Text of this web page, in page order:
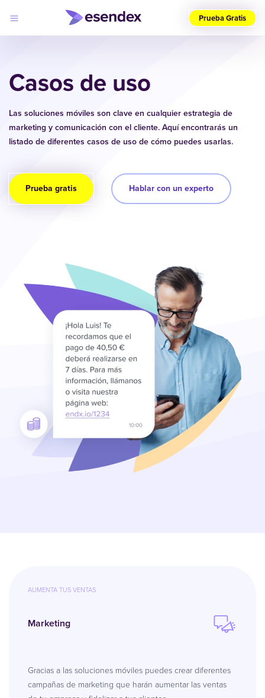
país
(ES)
Soluciones
Desarrolladores
Precios
Log
Prueba Gratis
Casos de uso
Las soluciones móviles son clave en cualquier estrategia de
marketing y comunicación con el cliente. Aquí encontrarás un
listado de diferentes casos de uso de cómo puedes usarlas.
Prueba gratis Hablar con un experto
AUMENTA TUS VENTAS
Marketing
Gracias a las soluciones móviles puedes crear diferentes
campañas de marketing que harán aumentar las ventas